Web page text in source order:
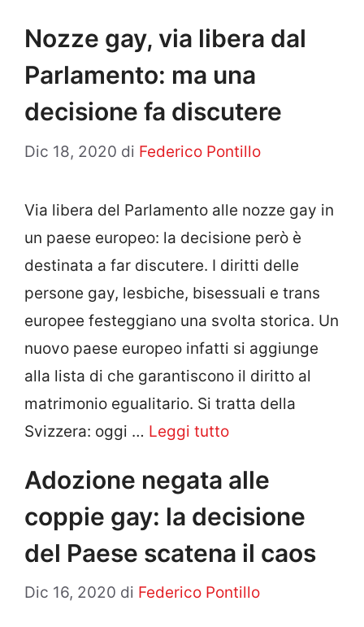
Nozze gay, via libera dal
Parlamento: ma una
decisione fa discutere
Dic 18, 2020 di Federico Pontillo
Via libera del Parlamento alle nozze gay in
un paese europeo: la decisione però è
destinata a far discutere. I diritti delle
persone gay, lesbiche, bisessuali e trans
europee festeggiano una svolta storica. Un
nuovo paese europeo infatti si aggiunge
alla lista di che garantiscono il diritto al
matrimonio egualitario. Si tratta della
Svizzera: oggi … Leggi tutto
Adozione negata alle
coppie gay: la decisione
del Paese scatena il caos
Dic 16, 2020 di Federico Pontillo